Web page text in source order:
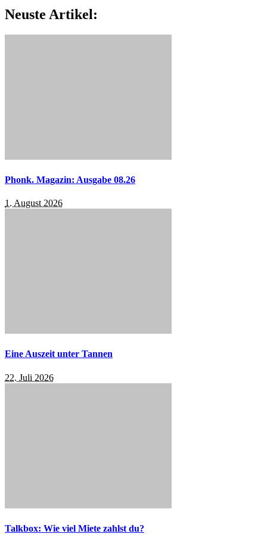
Neuste Artikel:
Phonk. Magazin: Ausgabe 08.26
1. August 2026
Eine Auszeit unter Tannen
22. Juli 2026
Talkbox: Wie viel Miete zahlst du?